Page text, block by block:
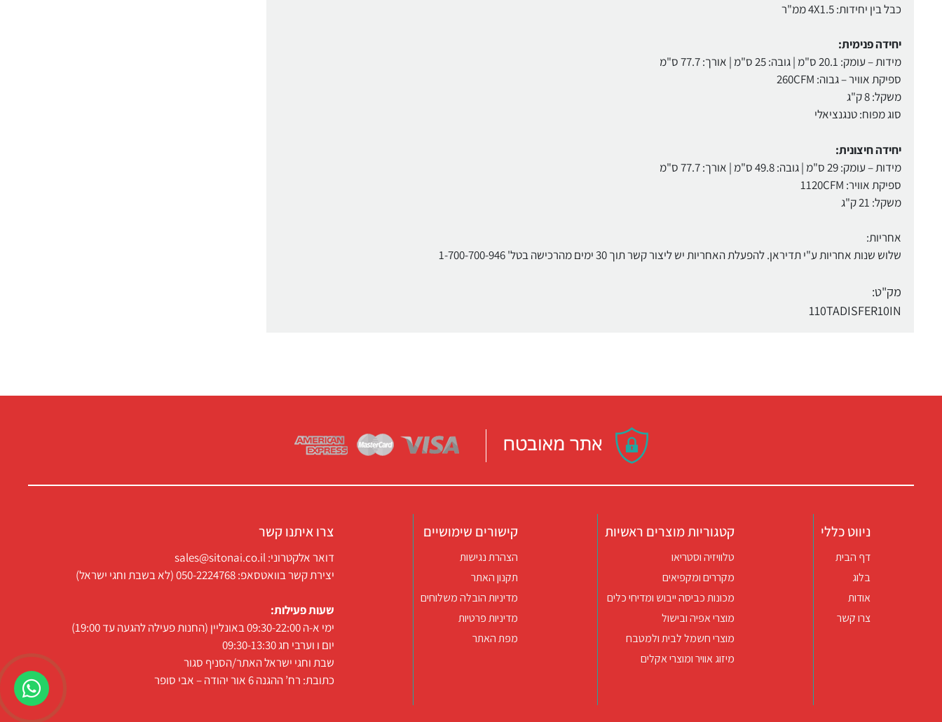
כבל בין יחידות: 4X1.5 ממ"ר
יחידה פנימית:
מידות – עומק: 20.1 ס"מ | גובה: 25 ס"מ | אורך: 77.7 ס"מ
ספיקת אוויר – גבוה: 260CFM
משקל: 8 ק"ג
סוג מפוח: טנגנציאלי
יחידה חיצונית:
מידות – עומק: 29 ס"מ | גובה: 49.8 ס"מ | אורך: 77.7 ס"מ
ספיקת אוויר: 1120CFM
משקל: 21 ק"ג
אחריות:
שלוש שנות אחריות ע"י תדיראן. להפעלת האחריות יש ליצור קשר תוך 30 ימים מהרכישה בטל' 1-700-700-946
מק"ט:
110TADISFER10IN
ניווט כללי
דף הבית
בלוג
אודות
צרו קשר
קטגוריות מוצרים ראשיות
טלוויזיה וסטריאו
מקררים ומקפיאים
מכונות כביסה ייבוש ומדיחי כלים
מוצרי אפיה ובישול
מוצרי חשמל לבית ולמטבח
מיזוג אוויר ומוצרי אקלים
קישורים שימושיים
הצהרת נגישות
תקנון האתר
מדיניות הובלה משלוחים
מדיניות פרטיות
מפת האתר
צרו איתנו קשר
דואר אלקטרוני: sales@sitonai.co.il
יצירת קשר בוואטסאפ: 050-2224768 (לא בשבת וחגי ישראל)
שעות פעילות:
ימי א-ה 09:30-22:00 באונליין (החנות פעילה להגעה עד 19:00)
יום ו וערבי חג 09:30-13:30
שבת וחגי ישראל האתר/הסניף סגור
כתובת: רח’ ההגנה 6 אור יהודה – אבי סופר